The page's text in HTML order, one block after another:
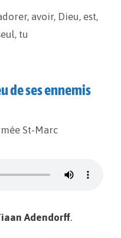
, avoir, Dieu, est,
, tu
de ses ennemis
St-Marc
Adendorff.